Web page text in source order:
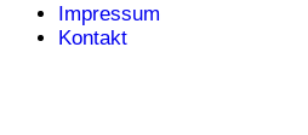
Impressum
Kontakt